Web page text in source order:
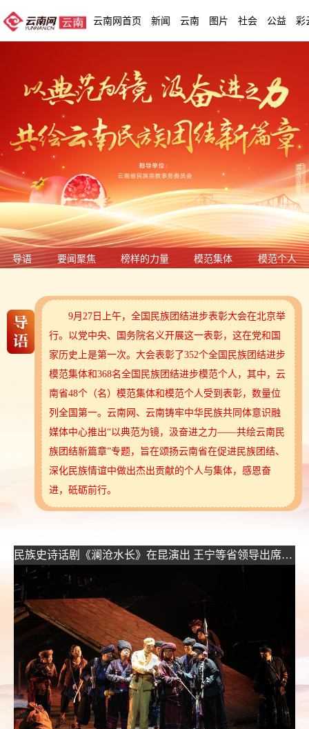
云南网首页 新闻 云南 图片 社会 公益 彩
导语 要闻聚焦 榜样的力量 模范集体 模范个人
9月27日上午，全国民族团结进步表彰大会在北京举
行。以党中央、国务院名义开展这一表彰，这在党和国
家历史上是第一次。大会表彰了352个全国民族团结进步
模范集体和368名全国民族团结进步模范个人，其中，云
南省48个（名）模范集体和模范个人受到表彰，数量位
列全国第一。云南网、云南铸牢中华民族共同体意识融
媒体中心推出“以典范为镜，汲奋进之力——共绘云南民
族团结新篇章”专题，旨在颂扬云南省在促进民族团结、
深化民族情谊中做出杰出贡献的个人与集体，感恩奋
进，砥砺前行。
民族史诗话剧《澜沧水长》在昆演出 王宁等省领导出席观看